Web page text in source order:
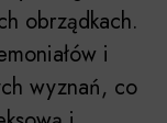
obrządkach.
i
wyznań, co